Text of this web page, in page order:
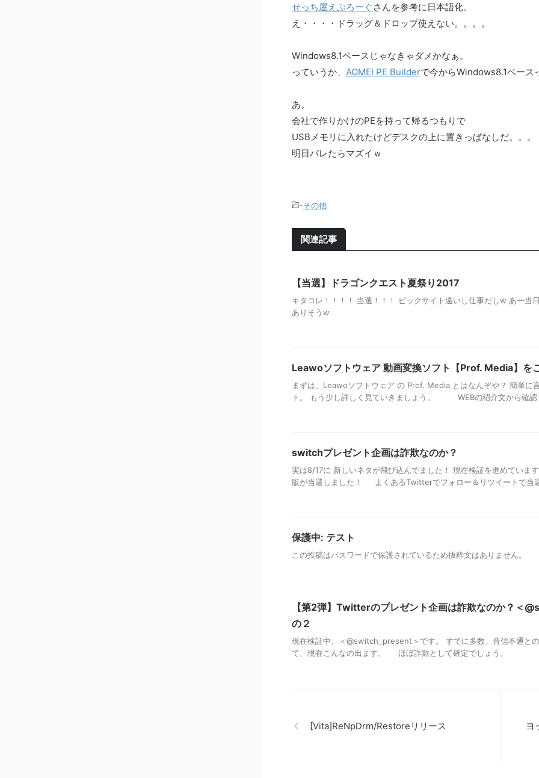
せっち屋えぶろーぐさんを参考に日本語化。
え・・・・ドラッグ＆ドロップ使えない。。。。
Windows8.1ベースじゃなきゃダメかなぁ。
っていうか、 AOMEI PE Builderで今からWindows8.1ベース
あ。
会社で作りかけのPEを持って帰るつもりで
USBメモリに入れたけどデスクの上に置きっぱなしだ。。。
明日バレたらマズイｗ
-その他
関連記事
【当選】ドラゴンクエスト夏祭り2017
キタコレ！！！！ 当選！！！ ビックサイト遠いし仕事だしw あー当
ありそうw
Leawoソフトウェア 動画変換ソフト【Prof. Media】を
まずは、Leawoソフトウェア の Prof. Media とはなんぞや？ 簡単に
ト。 もう少し詳しく見ていきましょう。 WEBの紹介文から確認
switchプレゼント企画は詐欺なのか？
実は8/17に 新しいネタが飛び込んでました！ 現在検証を進めてい
版が当選しました！ よくあるTwitterでフォロー＆リツイートで当
保護中: テスト
この投稿はパスワードで保護されているため抜粋文はありません。
【第2弾】Twitterのプレゼント企画は詐欺なのか？＜
の２
現在検証中、＜@switch_present＞です。 すでに多数、音信不通と
て、現在こんなの出ます。 ほぼ詐欺として確定でしょう。
[Vita]ReNpDrm/Restoreリリース ヨ